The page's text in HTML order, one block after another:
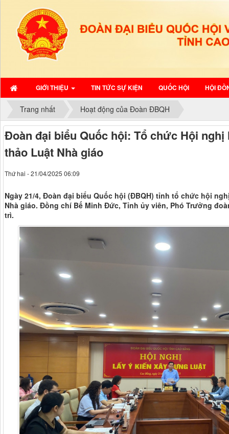
GIỚI THIỆU TIN TỨC SỰ KIỆN QUỐC HỘI HỘI
Trang nhất Hoạt động của Đoàn ĐBQH
Đoàn đại biểu Quốc hội: Tổ chức Hội
thảo Luật Nhà giáo
Thứ hai - 21/04/2025 06:09
Ngày 21/4, Đoàn đại biểu Quốc hội (ĐBQH) tỉnh tổ chức hội
Nhà giáo. Đồng chí Bế Minh Đức, Tỉnh ủy viên, Phó Trưởng
trì.